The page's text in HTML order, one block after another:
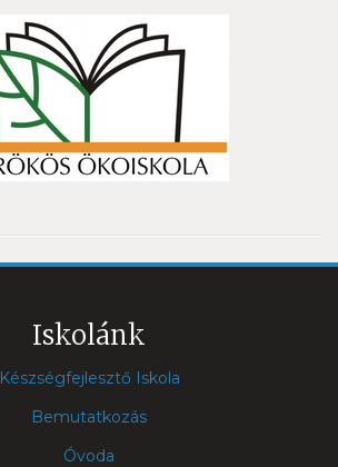
Iskolánk
Készségfejlesztő Iskola
Bemutatkozás
Óvoda